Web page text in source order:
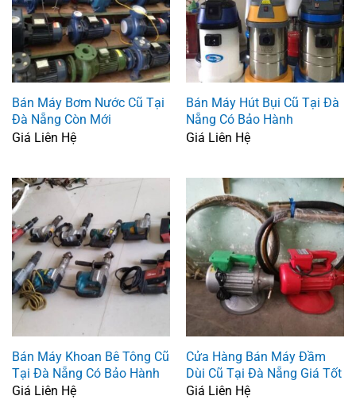
Bán Máy Bơm Nước Cũ Tại
Đà Nẵng Còn Mới
Giá Liên Hệ
Bán Máy Hút Bụi Cũ Tại Đà
Nẵng Có Bảo Hành
Giá Liên Hệ
Bán Máy Khoan Bê Tông Cũ
Tại Đà Nẵng Có Bảo Hành
Giá Liên Hệ
Cửa Hàng Bán Máy Đầm
Dùi Cũ Tại Đà Nẵng Giá Tốt
Giá Liên Hệ